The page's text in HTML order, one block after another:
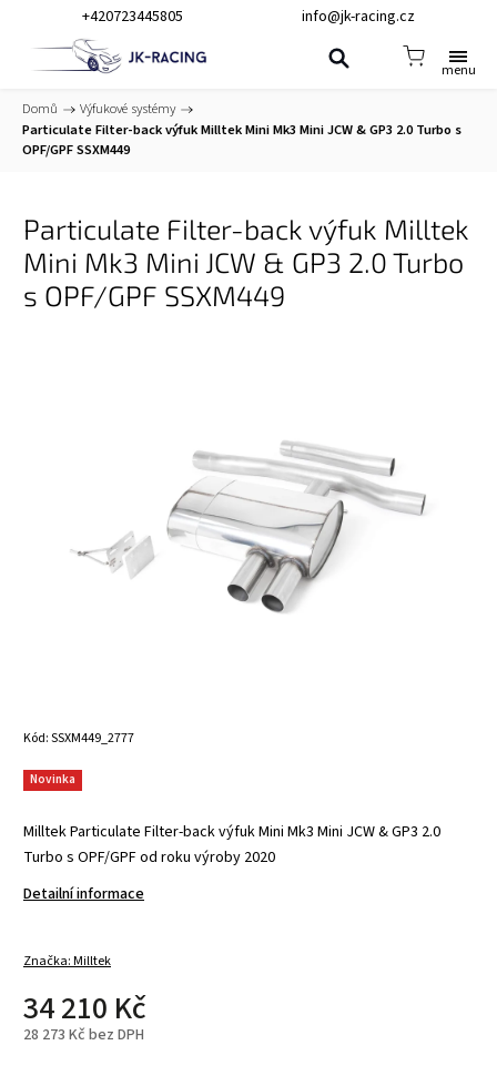
+420723445805 info@jk-racing.cz
Domů / Výfukové systémy /
Particulate Filter-back výfuk Milltek Mini Mk3 Mini JCW & GP3 2.0 Turbo s
OPF/GPF SSXM449
Particulate Filter-back výfuk Milltek
Mini Mk3 Mini JCW & GP3 2.0 Turbo
s OPF/GPF SSXM449
Kód:SSXM449_2777
Milltek Particulate Filter-back výfuk Mini Mk3 Mini JCW & GP3 2.0
Turbo s OPF/GPF od roku výroby 2020
Detailní informace
Novinka
Značka:Milltek
34 210 Kč
28 273 Kč bez DPH